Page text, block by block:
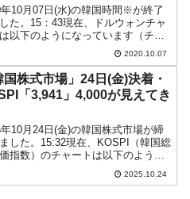
10月07日(水)の韓国時間※が終了
た。15：43現在、ドルウォンチャ
以下のようになっています（チャ
は『Investing.com』より引用：以下
。陰線に転換し、大きくウォン高方
進行しました。再び「1ドル＝...
2020.10.07
国株式市場」24日(金)決着・
「3,941」4,000が見えてき
10月24日(金)の韓国株式市場が締
した。15:32現在、KOSPI（韓国総
指数）のチャートは以下のように
』より引用）。陽線を維
2025.10.24